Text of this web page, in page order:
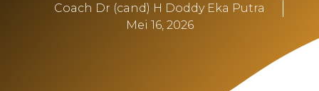
Coach Dr (cand) H Doddy Eka Putra
Mei 16, 2026